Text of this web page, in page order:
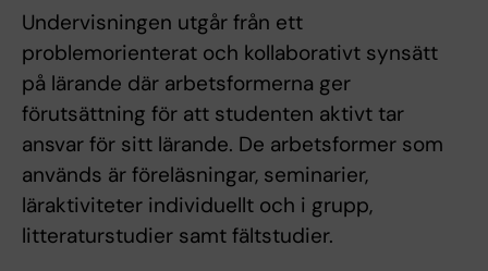
Undervisningen utgår från ett
problemorienterat och kollaborativt synsätt
på lärande där arbetsformerna ger
förutsättning för att studenten aktivt tar
ansvar för sitt lärande. De arbetsformer som
används är föreläsningar, seminarier,
läraktiviteter individuellt och i grupp,
litteraturstudier samt fältstudier.